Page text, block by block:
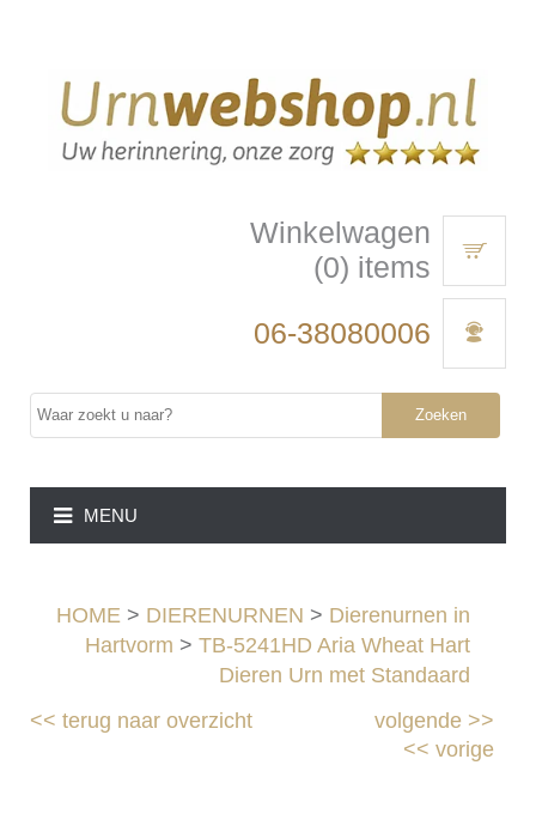
Winkelwagen
(0) items
06-38080006
Zoeken
MENU
HOME > DIERENURNEN > Dierenurnen in
Hartvorm > TB-5241HD Aria Wheat Hart
Dieren Urn met Standaard
<<terug naar overzicht volgende>>
<< vorige